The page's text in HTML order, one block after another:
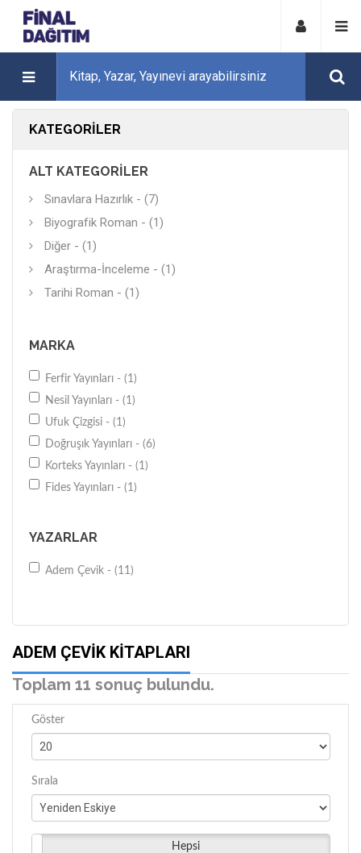
KATEGORILER
ALT KATEGORILER
Sınavlara Hazırlık - (7)
Biyografik Roman - (1)
Diğer - (1)
Araştırma-İnceleme - (1)
Tarihi Roman - (1)
MARKA
Ferfir Yayınları - (1)
Nesil Yayınları - (1)
Ufuk Çizgisi - (1)
Doğruşık Yayınları - (6)
Korteks Yayınları - (1)
Fides Yayınları - (1)
YAZARLAR
Adem Çevik - (11)
ADEM ÇEVIK KITAPLARI
Toplam 11 sonuç bulundu.
Göster
Sırala
Hepsi